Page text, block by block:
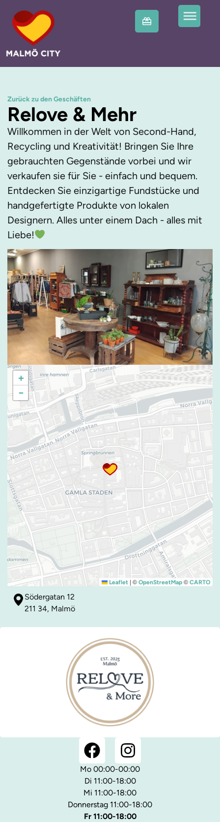
Zurück zu den Geschäften
Relove & Mehr
Willkommen in der Welt von Second-Hand,
Recycling und Kreativität! Bringen Sie Ihre
gebrauchten Gegenstände vorbei und wir
verkaufen sie für Sie - einfach und bequem.
Entdecken Sie einzigartige Fundstücke und
handgefertigte Produkte von lokalen
Designern. Alles unter einem Dach - alles mit
Liebe!
+
−
Leaflet | © OpenStreetMap © CARTO
Södergatan 12
211 34, Malmö
Mo 00:00-00:00
Di 11:00-18:00
Mi 11:00-18:00
Donnerstag 11:00-18:00
Fr 11:00-18:00